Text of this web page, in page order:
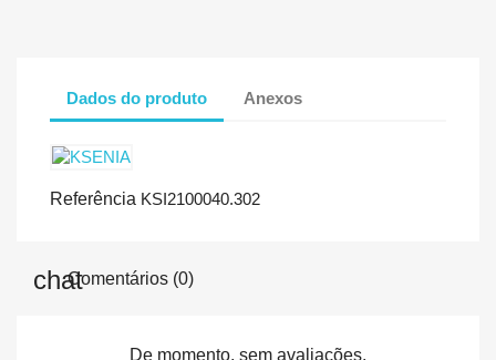
Dados do produto Anexos
Referência KSI2100040.302
Comentários (0)
De momento, sem avaliações.